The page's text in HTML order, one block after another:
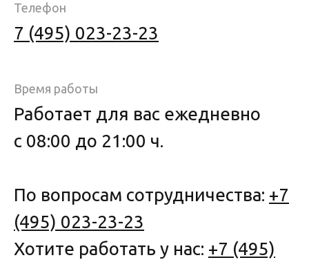
Телефон
7 (495) 023-23-23
Время работы
Работает для вас ежедневно
с 08:00 до 21:00 ч.
По вопросам сотрудничества: +7
(495) 023-23-23
Хотите работать у нас: +7 (495)